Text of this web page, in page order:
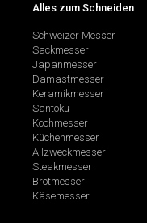
Alles zum Schneiden
Schweizer Messer
Sackmesser
Japanmesser
Damastmesser
Keramikmesser
Santoku
Kochmesser
Küchenmesser
Allzweckmesser
Steakmesser
Brotmesser
Käsemesser